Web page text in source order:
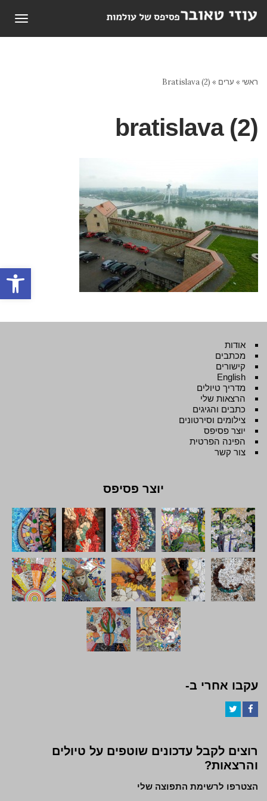
פתח
ראשי » ערים »
Bratislava (2)
bratislava (2)
אודות
מכתבים
קישורים
English
מדריך טיולים
הרצאות שלי
כתבים והגיגים
צילומים וסירטונים
יוצר פסיפס
הפינה הפרטית
צור קשר
יוצר פסיפס
עקבו אחרי ב-
רוצים לקבל עדכונים שוטפים על טיולים
והרצאות?
הצטרפו לרשימת התפוצה שלי